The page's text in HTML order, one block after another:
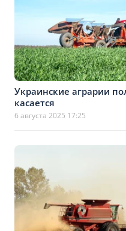
Украинские аграрии
касается
6 августа 2025 17:25